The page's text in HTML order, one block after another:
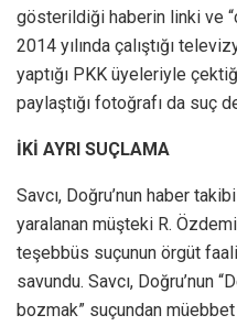
gösterildiği haberin linki ve
2014 yılında çalıştığı
yaptığı PKK üyeleriyle
paylaştığı fotoğrafı da suç
İKİ AYRI SUÇLAMA
Savcı, Doğru’nun haber
yaralanan müşteki R.
teşebbüs suçunun örgüt
savundu. Savcı, Doğru’nun
bozmak” suçundan